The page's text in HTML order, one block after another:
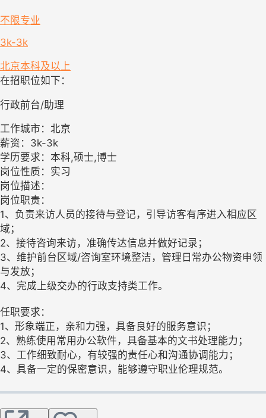
不限专业
3k-3k
北京本科及以上
在招职位如下：
行政前台/助理
工作城市：北京
薪资：3k-3k
学历要求：本科,硕士,博士
岗位性质：实习
岗位描述：
岗位职责：
1、负责来访人员的接待与登记，引导访客有序进入相应区
域；
2、接待咨询来访，准确传达信息并做好记录；
3、维护前台区域/咨询室环境整洁，管理日常办公物资申领
与发放；
4、完成上级交办的行政支持类工作。
任职要求：
1、形象端正，亲和力强，具备良好的服务意识；
2、熟练使用常用办公软件，具备基本的文书处理能力；
3、工作细致耐心，有较强的责任心和沟通协调能力；
4、具备一定的保密意识，能够遵守职业伦理规范。